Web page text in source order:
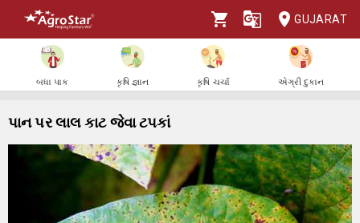
GUJARAT
બધા પાક કૃષિ જ્ઞાન કૃષિ ચર્ચા એગ્રી દુકાન
પાન પર લાલ કાટ જેવા ટપકાં